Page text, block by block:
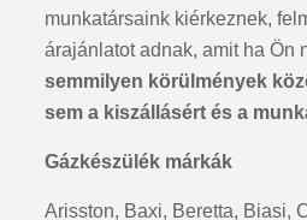
munkatársaink kiérkeznek,
árajánlatot adnak, amit ha Ön
semmilyen körülmények
sem a kiszállásért és a
Gázkészülék márkák
Arisston, Baxi, Beretta, Biasi,